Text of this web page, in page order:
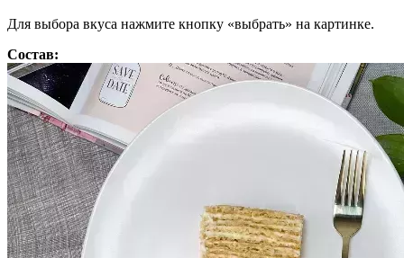
Для выбора вкуса нажмите кнопку «выбрать» на картинке.
Состав: